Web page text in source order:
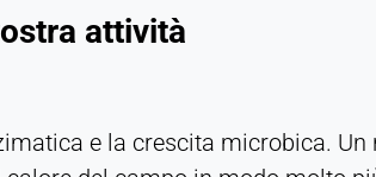
attività
e la crescita microbica. Un